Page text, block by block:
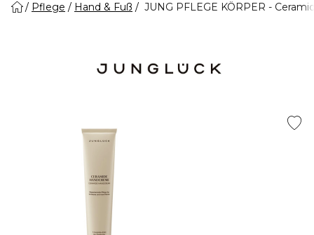
Pflege Hand & Fuß JUNG PFLEGE KÖRPER -